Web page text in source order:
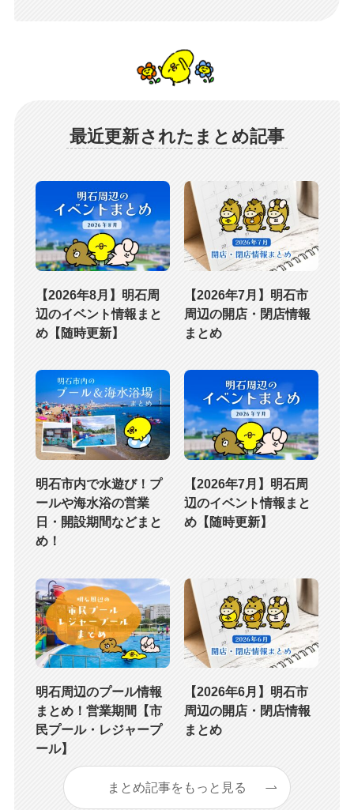
最近更新されたまとめ記事
【2026年8月】明石周
辺のイベント情報まと
め【随時更新】
【2026年7月】明石市
周辺の開店・閉店情報
まとめ
明石市内で水遊び！プ
ールや海水浴の営業
日・開設期間などまと
め！
【2026年7月】明石周
辺のイベント情報まと
め【随時更新】
明石周辺のプール情報
まとめ！営業期間【市
民プール・レジャープ
ール】
【2026年6月】明石市
周辺の開店・閉店情報
まとめ
まとめ記事をもっと見る